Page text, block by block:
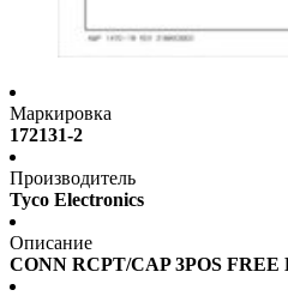
Маркировка
172131-2
Производитель
Tyco Electronics
Описание
CONN RCPT/CAP 3POS